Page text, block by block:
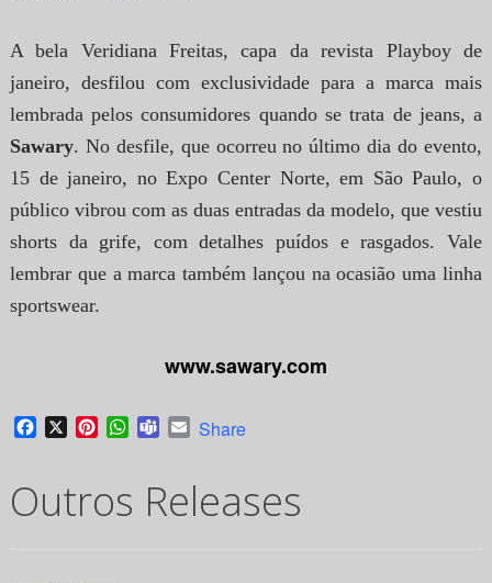
A bela Veridiana Freitas, capa da revista Playboy de
janeiro, desfilou com exclusividade para a marca mais
lembrada pelos consumidores quando se trata de jeans, a
Sawary. No desfile, que ocorreu no último dia do evento,
15 de janeiro, no Expo Center Norte, em São Paulo, o
público vibrou com as duas entradas da modelo, que vestiu
shorts da grife, com detalhes puídos e rasgados. Vale
lembrar que a marca também lançou na ocasião uma linha
sportswear.
www.sawary.com
Facebook
X PinterestWhatsApp
TeamsEmail
Share
Outros Releases